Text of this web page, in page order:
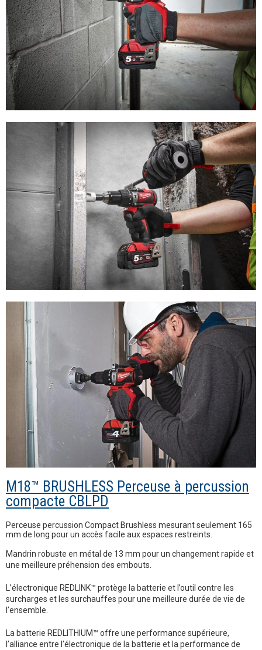
M18™ BRUSHLESS Perceuse à percussion
compacte CBLPD
Perceuse percussion Compact Brushless mesurant seulement 165
mm de long pour un accès facile aux espaces restreints.
Mandrin robuste en métal de 13 mm pour un changement rapide et
une meilleure préhension des embouts.
L’électronique REDLINK™ protège la batterie et l’outil contre les
surcharges et les surchauffes pour une meilleure durée de vie de
l’ensemble.
La batterie REDLITHIUM™ offre une performance supérieure,
l’alliance entre l’électronique de la batterie et la performance de